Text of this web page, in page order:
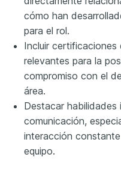
cómo han
para el rol.
Incluir certificaciones
relevantes para la
compromiso con el
área.
Destacar habilidades
comunicación,
interacción
equipo.